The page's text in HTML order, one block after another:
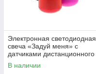
Электронная светодиодная
свеча «Задуй меня» с
датчиками дистанционного
включения (Смайлики)
В наличии